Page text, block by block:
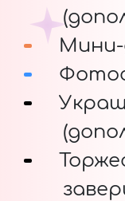
Мини-